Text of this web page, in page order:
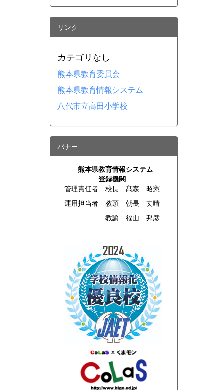
リンク
カテゴリなし
熊本県教育委員会
熊本県教育情報システム
八代市立高田小学校
バナー
熊本県教育情報システム
登録機関
管理責任者 校長 髙森 昭憲
運用担当者 教頭 朝長 丈晴
教諭 福山 邦彦